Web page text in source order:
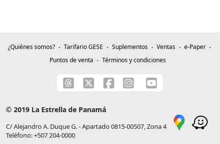
¿Quiénes somos? Tarifario GESE Suplementos Ventas
e-Paper
Puntos de venta
Términos y condiciones
© 2019 La Estrella de Panamá
C/ Alejandro A. Duque G. - Apartado 0815-00507, Zona 4
Teléfono: +507 204-0000